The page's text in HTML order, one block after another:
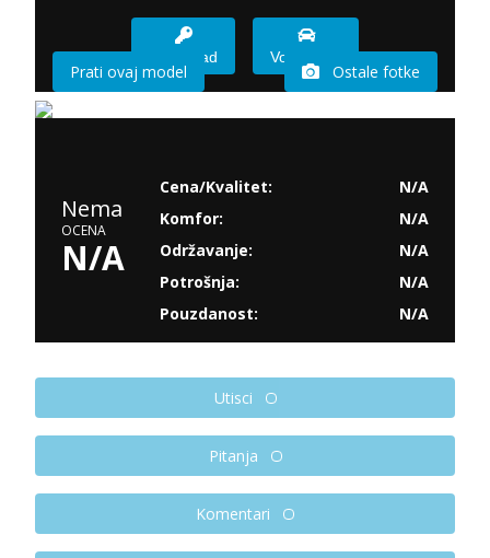
Imam sad Vozio sam
Prati ovaj model Ostale fotke
Nema
OCENA
N/A
Cena/Kvalitet:
N/A
Komfor:
N/A
Održavanje:
N/A
Potrošnja:
N/A
Pouzdanost:
N/A
Utisci
Pitanja
Komentari